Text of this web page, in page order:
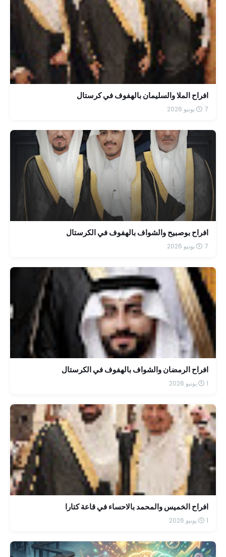
افراح الملا والسليمان بالهفوف في كرستال
7 يونيو 2026
افراح بوصبيح والشواف بالهفوف في الكرستال
7 يونيو 2026
افراح الرمضان والشواف بالهفوف في الكرستال
1 يونيو 2026
افراح الخميس والمحمد بالاحساء في قاعة كتارا
1 يونيو 2026